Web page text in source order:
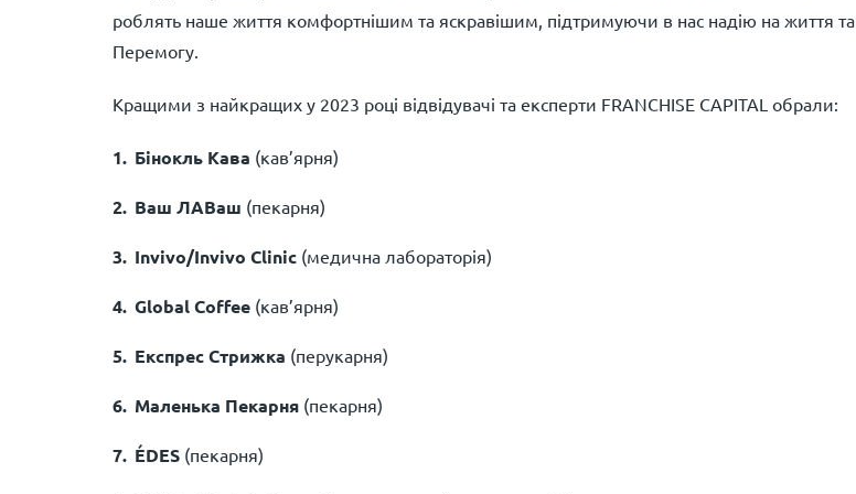
роблять наше життя комфортнішим та яскравішим, підтримуючи в нас надію на життя та
Перемогу.
Кращими з найкращих у 2023 році відвідувачі та експерти FRANCHISE CAPITAL обрали:
Бінокль Кава (кав’ярня)
Ваш ЛАВаш (пекарня)
Invivo/Invivo Clinic (медична лабораторія)
Global Coffee (кав’ярня)
Експрес Стрижка (перукарня)
Маленька Пекарня (пекарня)
ÉDES (пекарня)